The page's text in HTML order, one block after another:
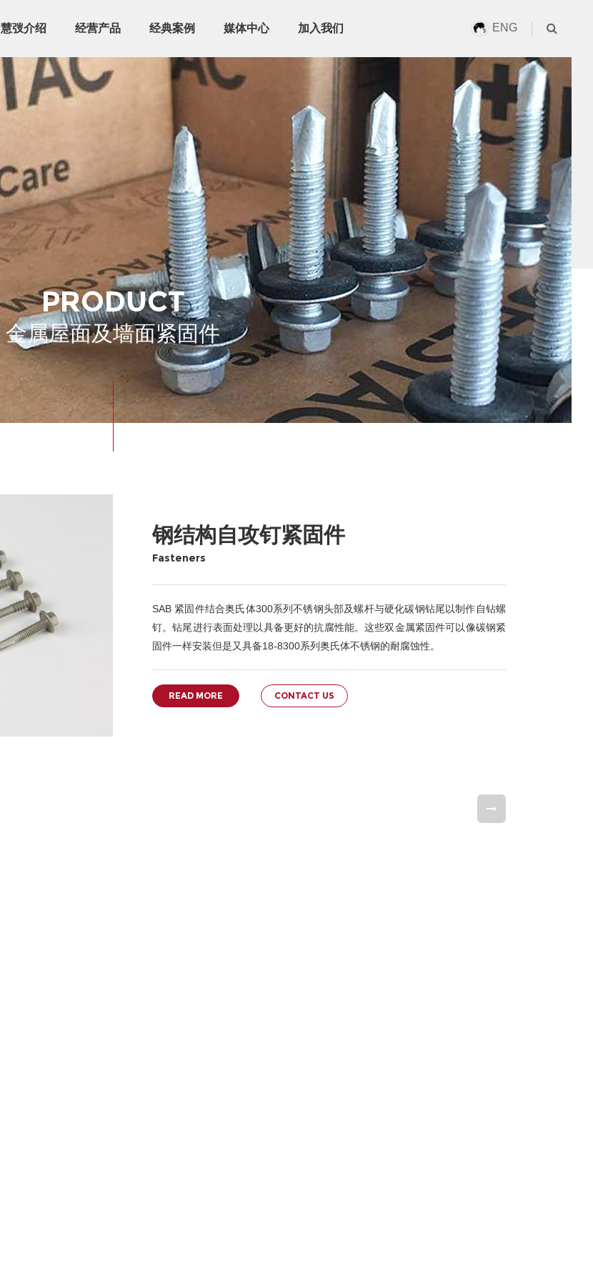
慧弢介绍 经营产品 经典案例 媒体中心 加入我们 ENG
PRODUCT
金属屋面及墙面紧固件
钢结构自攻钉紧固件
Fasteners
SAB 紧固件结合奥氏体300系列不锈钢头部及螺杆与硬化碳钢钻尾以制作自钻螺
钉。钻尾进行表面处理以具备更好的抗腐性能。这些双金属紧固件可以像碳钢紧
固件一样安装但是又具备18-8300系列奥氏体不锈钢的耐腐蚀性。
READ MORE CONTACT US